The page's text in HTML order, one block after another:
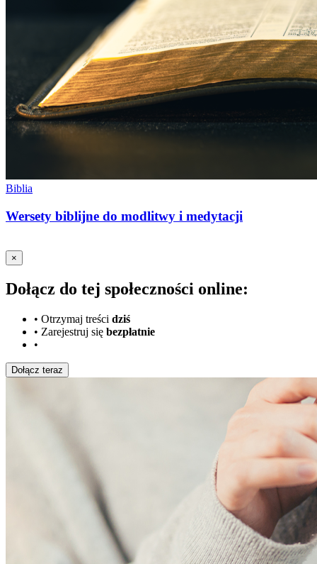
Biblia
Wersety biblijne do modlitwy i medytacji
×
Dołącz do tej społeczności online:
• Otrzymaj treści dziś
• Zarejestruj się bezpłatnie
•
Dołącz teraz